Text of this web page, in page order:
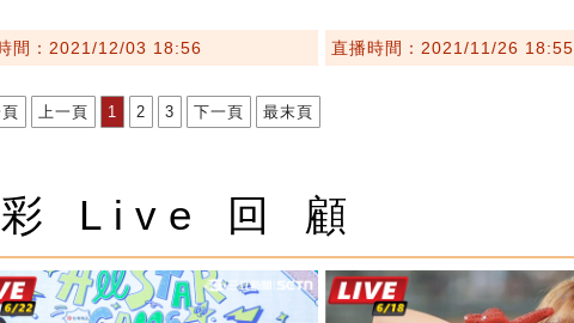
間：2021/12/03 18:56 直播時間：2021/11/26 18:55
上一頁 1 2 3 下一頁 最末頁
Live 回 顧